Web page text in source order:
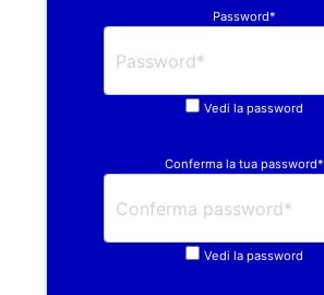
Password*
Vedi la password
Conferma la tua password*
Vedi la password